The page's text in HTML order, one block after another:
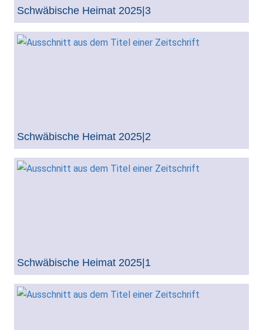
Schwäbische Heimat 2025|3
Schwäbische Heimat 2025|2
Schwäbische Heimat 2025|1